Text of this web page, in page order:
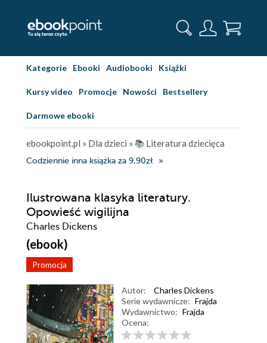
Kategorie Ebooki Audiobooki Książki
Kursy video Promocje Nowości Bestsellery
Darmowe ebooki
ebookpoint.pl » Dla dzieci » 📚 Literatura dziecięca
Codziennie inna książka za 9,90zł
Ilustrowana klasyka literatury.
Opowieść wigilijna
Charles Dickens
(ebook)
Promocja
Autor:
Charles Dickens
Serie wydawnicze: Frajda
Wydawnictwo: Frajda
Ocena: